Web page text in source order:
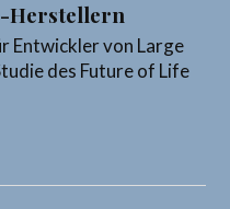
Herstellern
Entwickler von Large
des Future of Life